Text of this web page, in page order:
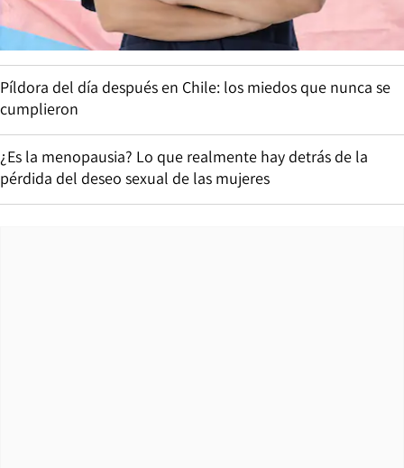
Píldora del día después en Chile: los miedos que nunca se
cumplieron
¿Es la menopausia? Lo que realmente hay detrás de la
pérdida del deseo sexual de las mujeres